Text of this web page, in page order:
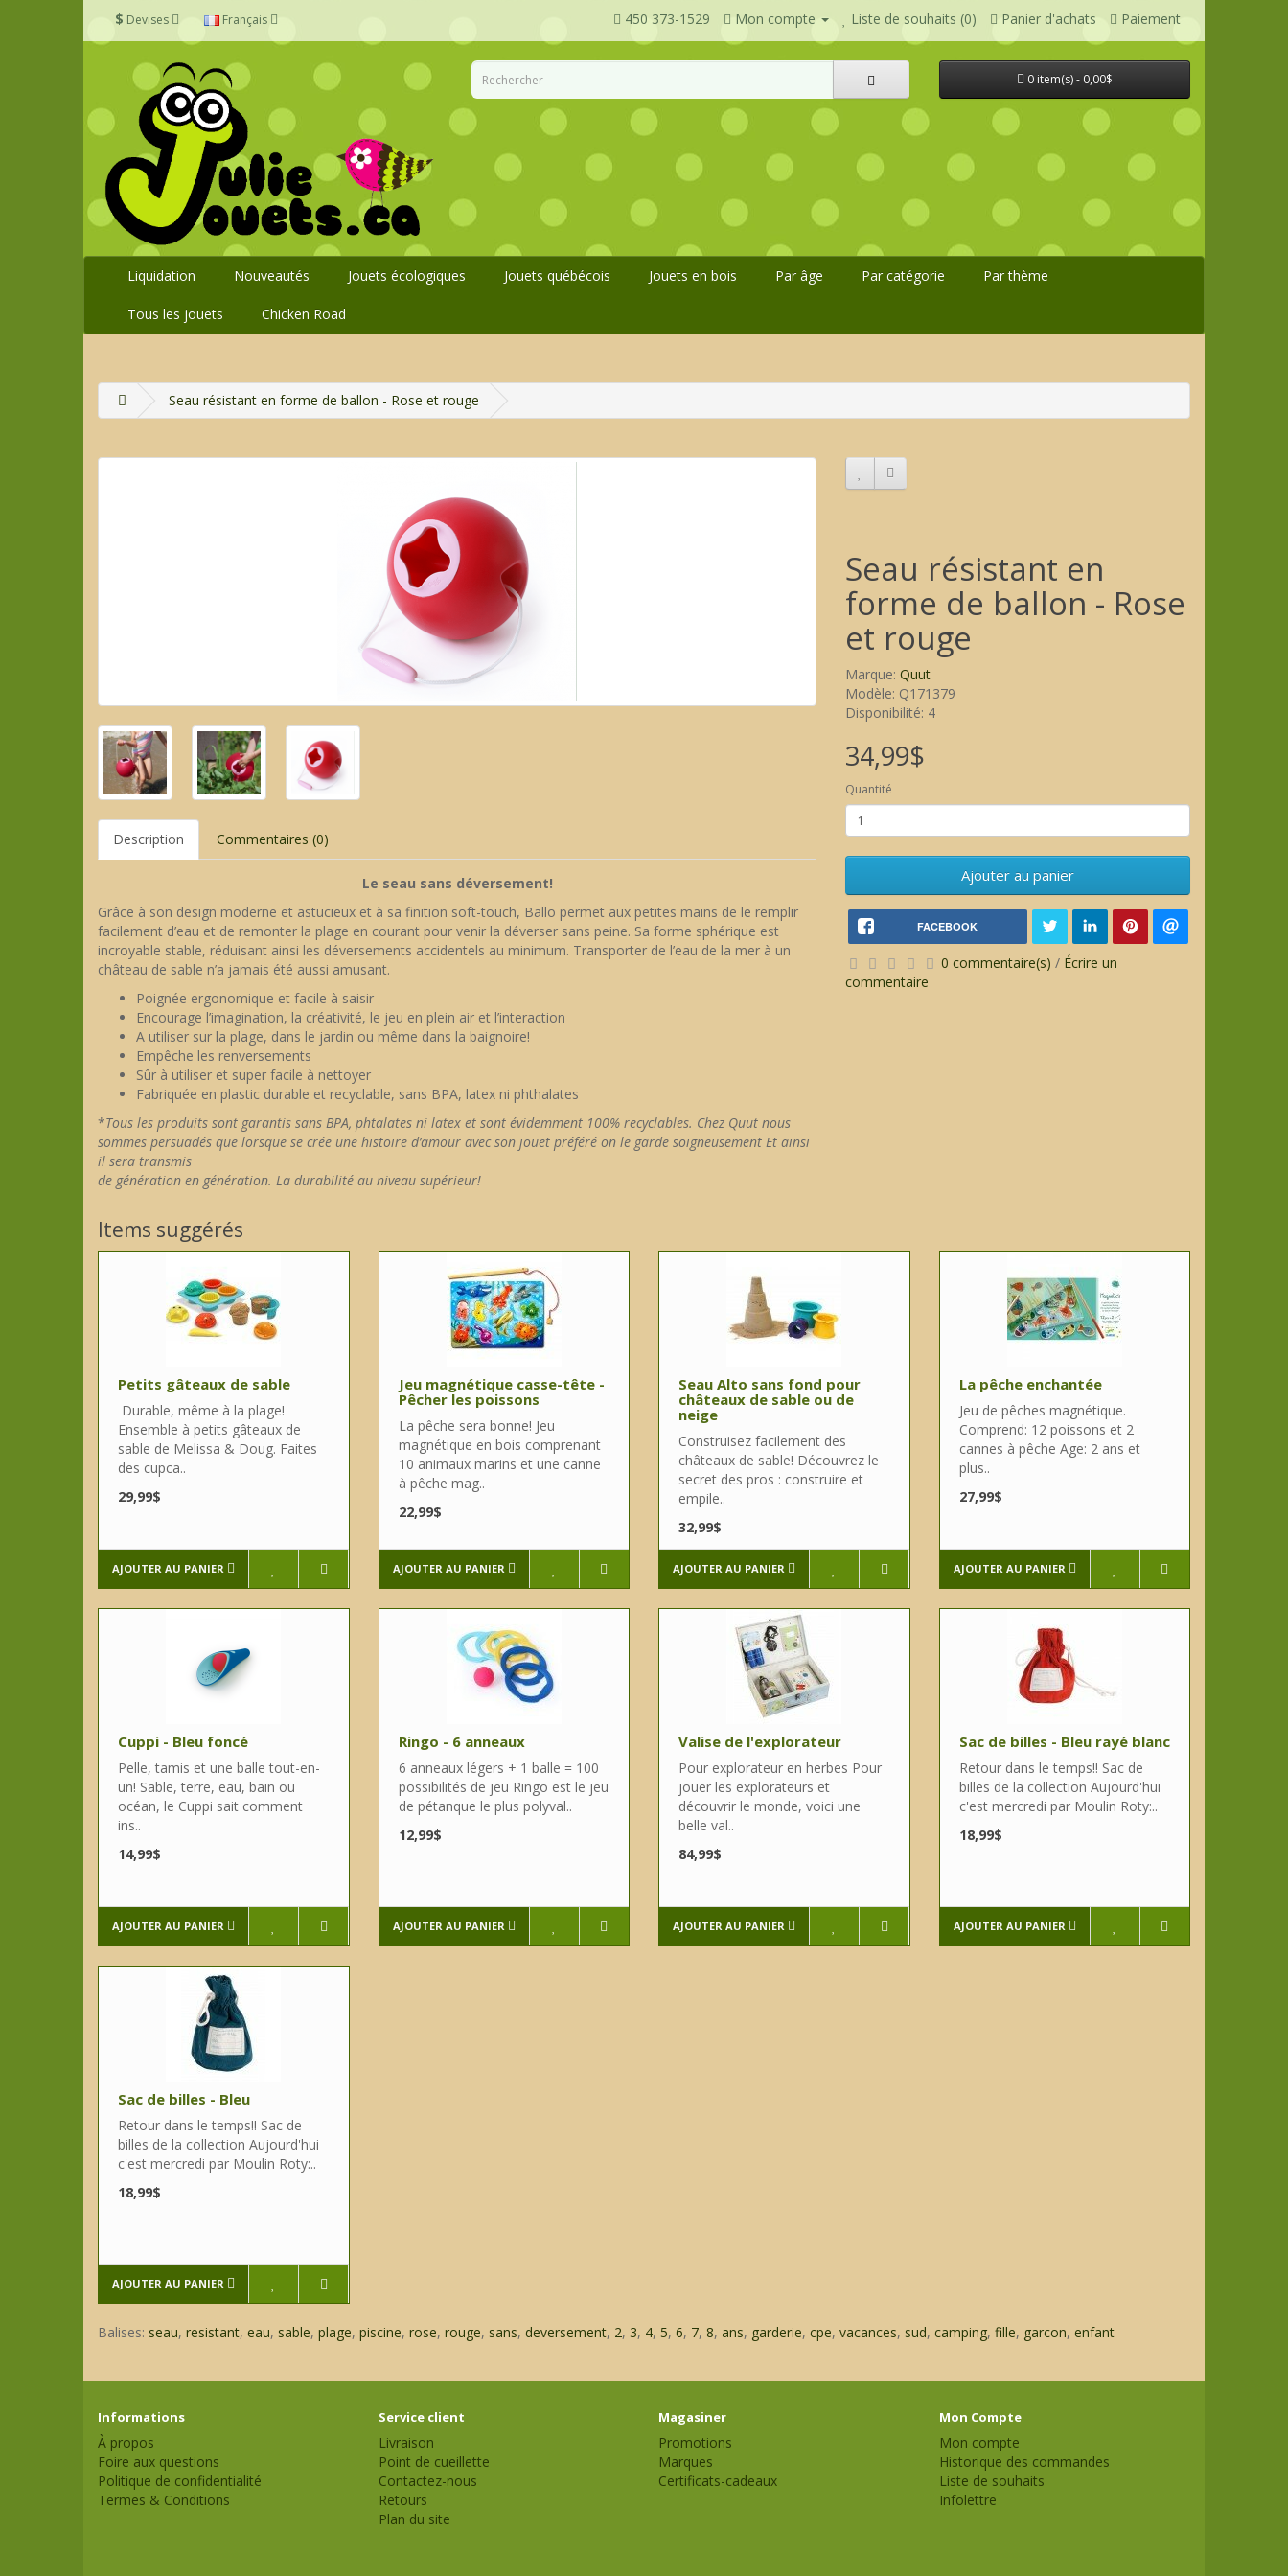
$ Devises Français 450 373-1529 Mon compte Liste de souhaits (0) Panier d'achats Paiement
0 item(s) - 0,00$
Liquidation Nouveautés Jouets écologiques Jouets québécois Jouets en bois Par âge Par catégorie Par thème
Tous les jouets Chicken Road
Seau résistant en forme de ballon - Rose et rouge
Description Commentaires (0)
Le seau sans déversement!
Grâce à son design moderne et astucieux et à sa finition soft-touch, Ballo permet aux petites mains de le remplir
facilement d’eau et de remonter la plage en courant pour venir la déverser sans peine. Sa forme sphérique est
incroyable stable, réduisant ainsi les déversements accidentels au minimum. Transporter de l’eau de la mer à un
château de sable n’a jamais été aussi amusant.
Poignée ergonomique et facile à saisir
Encourage l’imagination, la créativité, le jeu en plein air et l’interaction
A utiliser sur la plage, dans le jardin ou même dans la baignoire!
Empêche les renversements
Sûr à utiliser et super facile à nettoyer
Fabriquée en plastic durable et recyclable, sans BPA, latex ni phthalates
*Tous les produits sont garantis sans BPA, phtalates ni latex et sont évidemment 100% recyclables. Chez Quut nous
sommes persuadés que lorsque se crée une histoire d’amour avec son jouet préféré on le garde soigneusement Et ainsi
il sera transmis
de génération en génération. La durabilité au niveau supérieur!
Seau résistant en
forme de ballon - Rose
et rouge
Marque: Quut
Modèle: Q171379
Disponibilité: 4
34,99$
Quantité
Ajouter au panier
FACEBOOK
0 commentaire(s) / Écrire un
commentaire
Items suggérés
Petits gâteaux de sable
Durable, même à la plage!
Ensemble à petits gâteaux de
sable de Melissa & Doug. Faites
des cupca..
29,99$
AJOUTER AU PANIER
Jeu magnétique casse-tête -
Pêcher les poissons
La pêche sera bonne! Jeu
magnétique en bois comprenant
10 animaux marins et une canne
à pêche mag..
22,99$
AJOUTER AU PANIER
Seau Alto sans fond pour
châteaux de sable ou de
neige
Construisez facilement des
châteaux de sable! Découvrez le
secret des pros : construire et
empile..
32,99$
AJOUTER AU PANIER
La pêche enchantée
Jeu de pêches magnétique.
Comprend: 12 poissons et 2
cannes à pêche Age: 2 ans et
plus..
27,99$
AJOUTER AU PANIER
Cuppi - Bleu foncé
Pelle, tamis et une balle tout-en-
un! Sable, terre, eau, bain ou
océan, le Cuppi sait comment
ins..
14,99$
AJOUTER AU PANIER
Ringo - 6 anneaux
6 anneaux légers + 1 balle = 100
possibilités de jeu Ringo est le jeu
de pétanque le plus polyval..
12,99$
AJOUTER AU PANIER
Valise de l'explorateur
Pour explorateur en herbes Pour
jouer les explorateurs et
découvrir le monde, voici une
belle val..
84,99$
AJOUTER AU PANIER
Sac de billes - Bleu rayé blanc
Retour dans le temps!! Sac de
billes de la collection Aujourd'hui
c'est mercredi par Moulin Roty:..
18,99$
AJOUTER AU PANIER
Sac de billes - Bleu
Retour dans le temps!! Sac de
billes de la collection Aujourd'hui
c'est mercredi par Moulin Roty:..
18,99$
AJOUTER AU PANIER
Balises: seau, resistant, eau, sable, plage, piscine, rose, rouge, sans, deversement, 2, 3, 4, 5, 6, 7, 8, ans, garderie, cpe, vacances, sud, camping, fille, garcon, enfant
Informations
À propos
Foire aux questions
Politique de confidentialité
Termes & Conditions
Service client
Livraison
Point de cueillette
Contactez-nous
Retours
Plan du site
Magasiner
Promotions
Marques
Certificats-cadeaux
Mon Compte
Mon compte
Historique des commandes
Liste de souhaits
Infolettre